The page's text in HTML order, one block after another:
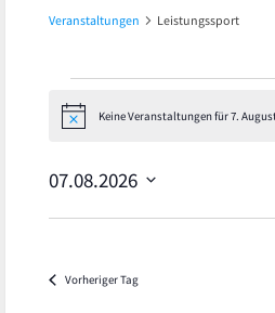
Veranstaltungen Leistungssport
Veranstaltungen
7.
2026
HinweisKeine Veranstaltungen für 7.
07.08.2026
Datum
Vorheriger Tag